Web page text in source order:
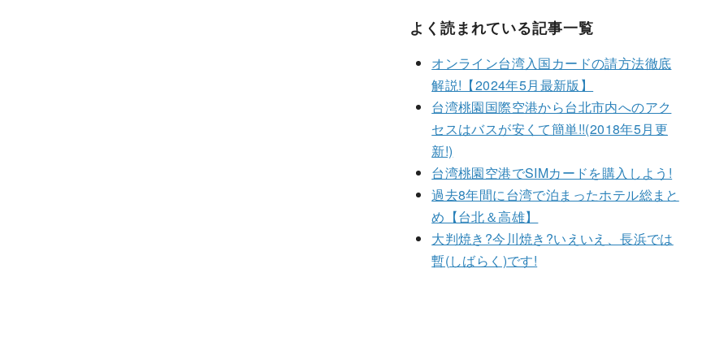
よく読まれている記事一覧
オンライン台湾入国カードの請方法徹底
解説!【2024年5月最新版】
台湾桃園国際空港から台北市内へのアク
セスはバスが安くて簡単!!(2018年5月更
新!)
台湾桃園空港でSIMカードを購入しよう!
過去8年間に台湾で泊まったホテル総まと
め【台北＆高雄】
大判焼き?今川焼き?いえいえ、長浜では
暫(しばらく)です!